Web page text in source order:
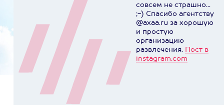
совсем не страшно...
;-) Спасибо агентству
@axaa.ru за хорошую
и простую
организацию
развлечения. Пост в
instagram.com